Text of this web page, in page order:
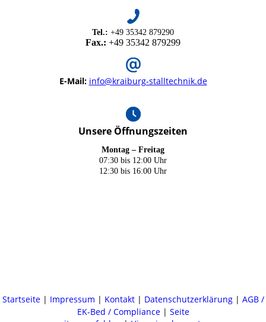
Tel.: +49 35342 879290
Fax.: +49 35342 879299
E-Mail: info@kraiburg-stalltechnik.de
Unsere Öffnungszeiten
Montag – Freitag
07:30 bis 12:00 Uhr
12:30 bis 16:00 Uhr
Startseite | Impressum | Kontakt | Datenschutzerklärung | AGB /
EK-Bed / Compliance | Seite